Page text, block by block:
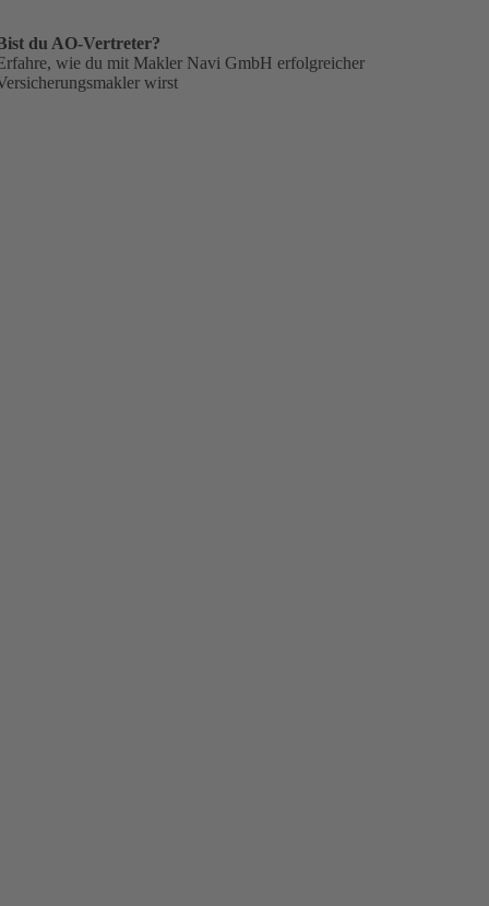
du AO-Vertreter?
wie du mit Makler Navi GmbH erfolgreicher
wirst